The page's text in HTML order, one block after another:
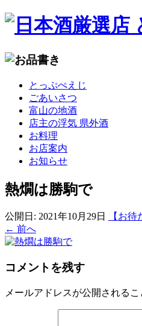
とっぷぺえじ
ごあいさつ
富山の地酒
店主の浮気 県外酒
お料理
お店案内
お知らせ
熱燗は勝駒で
公開日: 2021年10月29日 【お
← 前へ
コメントを残す
メールアドレスが公開されるこ